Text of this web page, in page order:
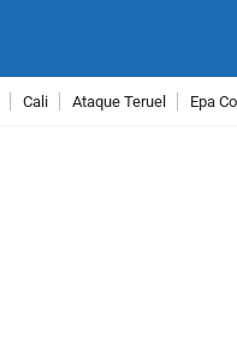
Cali Ataque Teruel Epa